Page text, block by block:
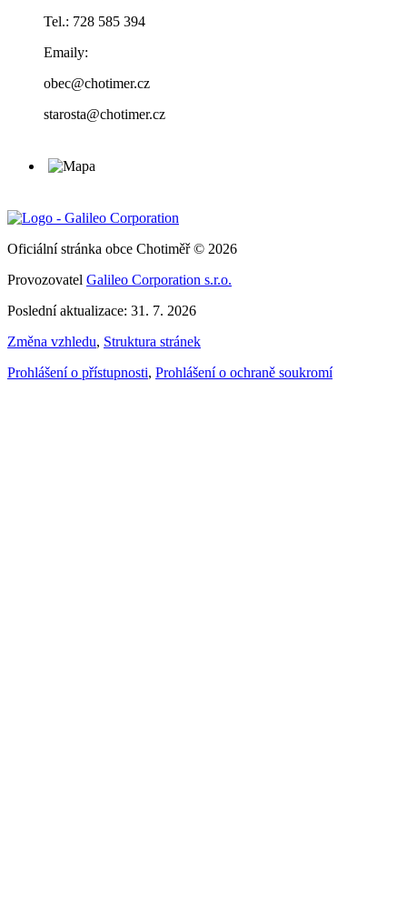
Tel.: 728 585 394
Emaily:
obec@chotimer.cz
starosta@chotimer.cz
Oficiální stránka obce Chotiměř © 2026
Provozovatel Galileo Corporation s.r.o.
Poslední aktualizace: 31. 7. 2026
Změna vzhledu, Struktura stránek
Prohlášení o přístupnosti, Prohlášení o ochraně soukromí